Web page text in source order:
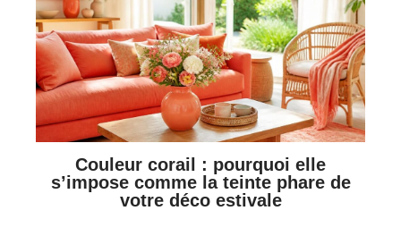
Couleur corail : pourquoi elle
s’impose comme la teinte phare de
votre déco estivale